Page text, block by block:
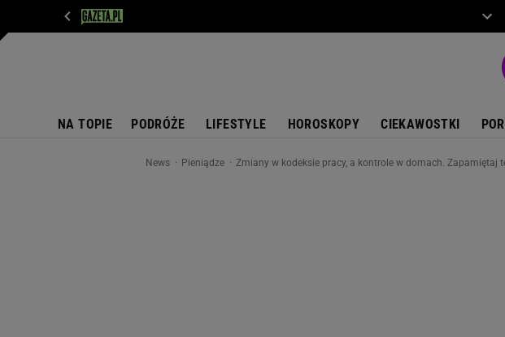
NA TOPIE PODRÓŻE LIFESTYLE HOROSKOPY CIEKAWOSTKI
News Pieniądze Zmiany w kodeksie pracy, a kontrole w domach. Zapamiętaj